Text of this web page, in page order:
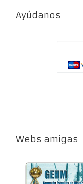
Ayúdanos
Webs amigas